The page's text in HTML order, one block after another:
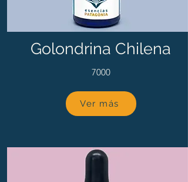
Golondrina Chilena
7000
Ver más